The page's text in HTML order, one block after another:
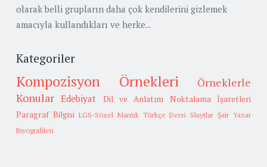
olarak belli grupların daha çok kendilerini gizlemek
amacıyla kullandıkları ve herke...
Kategoriler
Kompozisyon Örnekleri
Örneklerle
Konular Edebiyat Dil ve Anlatım
Noktalama İşaretleri
Paragraf Bilgisi LGS-Sözel Mantık Türkçe Dersi Slaytlar Şair Yazar
Biyografileri